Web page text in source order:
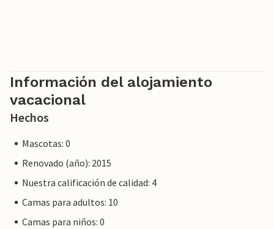
significa que es posible que no se aplique la legislación de la
UE en materia de consumo. Sin embargo, puede estar
seguro de que le proporcionaremos el mismo nivel de
servicio al cliente y su estancia no será diferente a reservar
Información del alojamiento
vacacional
Hechos
Mascotas: 0
Renovado (año): 2015
Nuestra calificación de calidad: 4
Camas para adultos: 10
Camas para niños: 0